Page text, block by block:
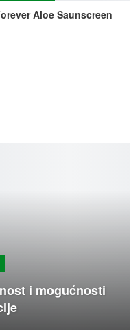
Aloe Saunscreen
i mogućnosti